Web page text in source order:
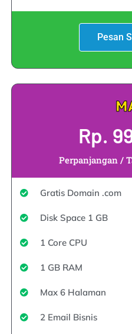
Pesan
Rp.
Perpanjangan /
Gratis Domain .com
Disk Space 1 GB
1 Core CPU
1 GB RAM
Max 6 Halaman
2 Email Bisnis